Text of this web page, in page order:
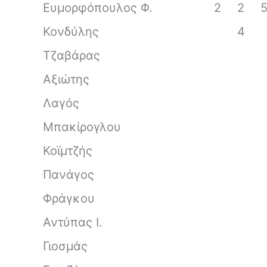
Ευμορφόπουλος Φ.
2 2 5
Κονδύλης
4
Τζαβάρας
Αξιώτης
Λαγός
Μπακίρογλου
Κοϊμτζής
Πανάγος
Φράγκου
Αντύπας Ι.
Γιοσμάς